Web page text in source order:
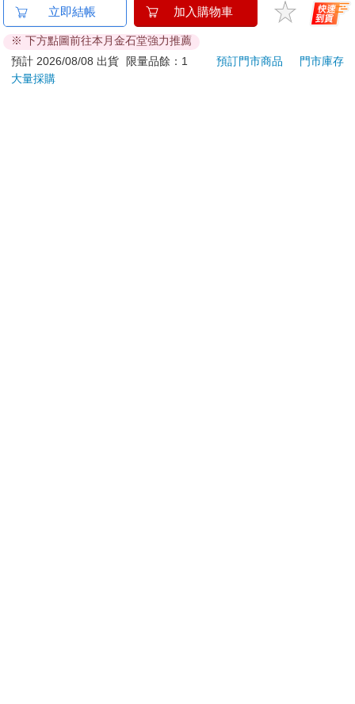
金石堂及銀行均不會請您操作ATM! 如接獲電話要求您前往
ATM提款機，請不要聽從指示，以免受騙上當！
退換貨須知：
**提醒您，鑑賞期不等於試用期，退回商品須為全新狀態**
立即結帳 加入購物車
※ 下方點圖前往本月金石堂強力推薦
預計 2026/08/08 出貨
限量品餘：1 預訂門市商品
門市庫存
大量採購